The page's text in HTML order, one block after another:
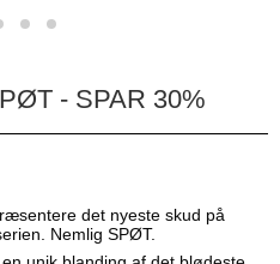
- SPAR 30%
det nyeste skud på
Nemlig SPØT.